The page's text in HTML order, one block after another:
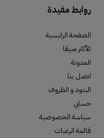
روابط مفيدة
الصفحة الرئيسية
الأكثر مبيعًا
المدونة
اتصل بنا
البنود و الظروف
حسابي
سياسة الخصوصية
قائمة الرغبات